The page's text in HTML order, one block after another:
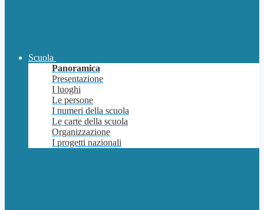
Scuola
Panoramica
Presentazione
I luoghi
Le persone
I numeri della scuola
Le carte della scuola
Organizzazione
I progetti nazionali